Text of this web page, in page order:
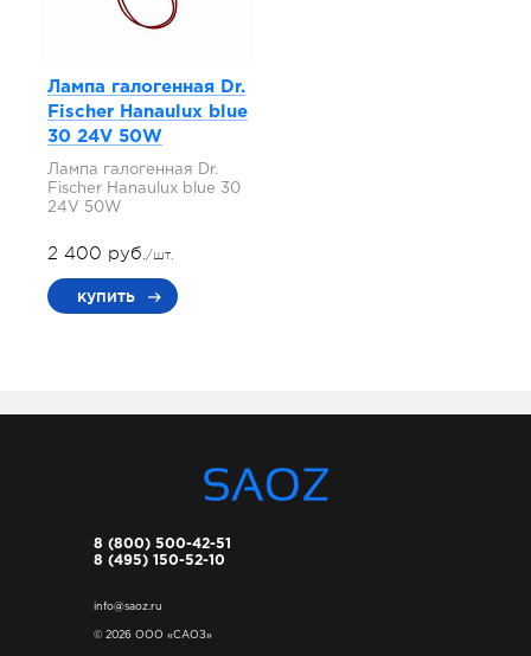
Лампа галогенная Dr.
Fischer Hanaulux blue
30 24V 50W
Лампа галогенная Dr.
Fischer Hanaulux blue 30
24V 50W
2 400 руб./шт.
купить
8 (800) 500-42-51
8 (495) 150-52-10
info@saoz.ru
© 2026 ООО «САОЗ»